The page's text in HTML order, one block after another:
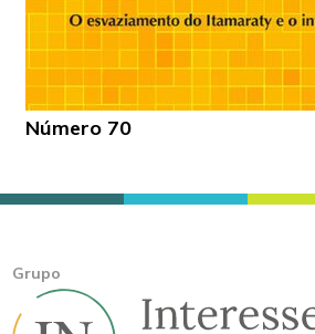
Número 70
Grupo